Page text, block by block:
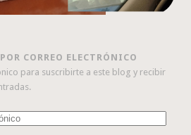
CORREO ELECTRÓNICO
para suscribirte a este blog y recibir